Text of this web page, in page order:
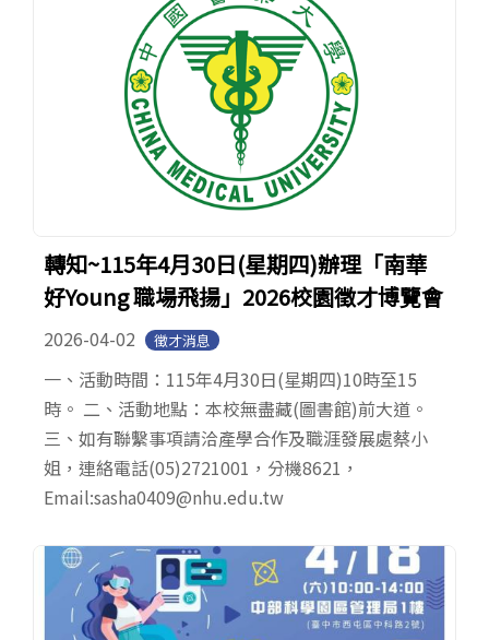
轉知~115年4月30日(星期四)辦理「南華
好Young 職場飛揚」2026校園徵才博覽會
2026-04-02 徵才消息
一、活動時間：115年4月30日(星期四)10時至15
時。 二、活動地點：本校無盡藏(圖書館)前大道。
三、如有聯繫事項請洽產學合作及職涯發展處蔡小
姐，連絡電話(05)2721001，分機8621，
Email:sasha0409@nhu.edu.tw